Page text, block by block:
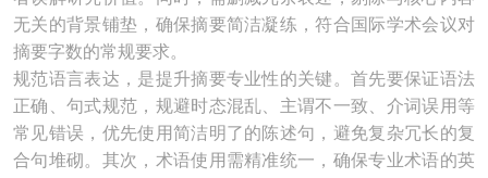
无关的背景铺垫，确保摘要简洁凝练，符合国际学术会议对
摘要字数的常规要求。
规范语言表达，是提升摘要专业性的关键。首先要保证语法
正确、句式规范，规避时态混乱、主谓不一致、介词误用等
常见错误，优先使用简洁明了的陈述句，避免复杂冗长的复
合句堆砌。其次，术语使用需精准统一，确保专业术语的英